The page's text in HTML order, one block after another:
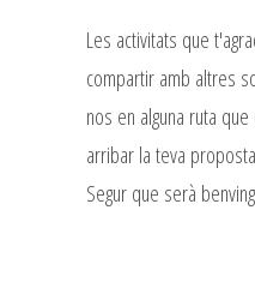
Les activitats que
compartir amb altres
nos en alguna ruta
arribar la teva
Segur que serà